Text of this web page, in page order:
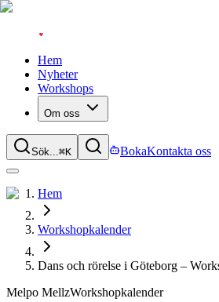
Hem
Nyheter
Workshops
Om oss
Sök...⌘K BokaKontakta oss
Hem
Workshopkalender
Dans och rörelse i Göteborg –
Melpo MellzWorkshopkalender